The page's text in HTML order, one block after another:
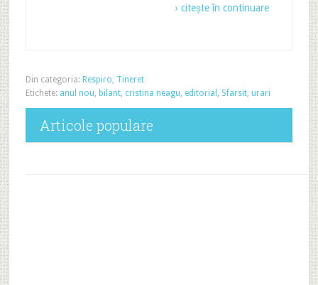
› citește în continuare
Din categoria: Respiro, Tineret
Etichete: anul nou, bilant, cristina neagu, editorial , Sfarsit, urari
Articole populare